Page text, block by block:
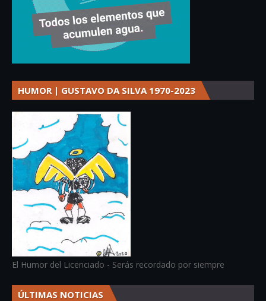
HUMOR | GUSTAVO DA SILVA 1970-2023
El Humor del Licenciado - Serás recordado por siempre
ÚLTIMAS NOTICIAS